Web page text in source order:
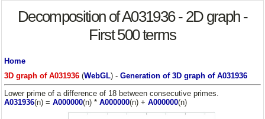
Decomposition of A031936 - 2D graph -
First 500 terms
Home
3D graph of A031936(WebGL) - Generation of 3D graph of A031936
Lower prime of a difference of 18 between consecutive primes.
A031936(n) = A000000(n) * A000000(n) + A000000(n)